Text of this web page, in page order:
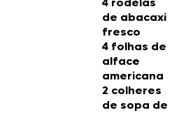
de abacaxi
fresco
4 folhas de
alface
americana
2 colheres
de sopa de